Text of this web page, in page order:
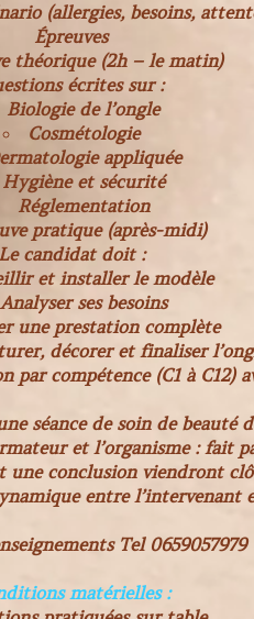
(allergies, besoins,
Épreuves
théorique (2h – le matin)
écrites sur :
Biologie de l’ongle
Cosmétologie
appliquée
Hygiène et sécurité
Réglementation
pratique (après-midi)
Le candidat doit :
et installer le modèle
Analyser ses besoins
une prestation complète
décorer et finaliser
compétence (C1 à C12)
séance de soin de beauté
et l’organisme : fait
une conclusion viendront
entre l’intervenant
Tel 0659057979
matérielles :